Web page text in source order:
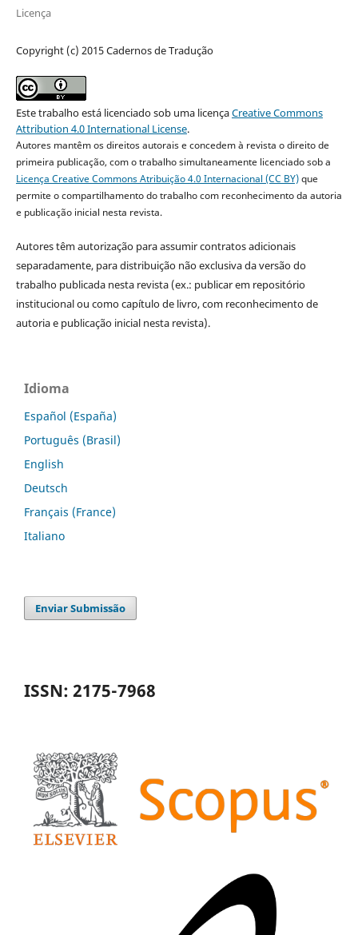
Licença
Copyright (c) 2015 Cadernos de Tradução
Este trabalho está licenciado sob uma licençaCreative Commons
Attribution 4.0 International License.
Autores mantêm os direitos autorais e concedem à revista o direito de
primeira publicação, com o trabalho simultaneamente licenciado sob a
Licença Creative Commons Atribuição 4.0 Internacional (CC BY)que
permite o compartilhamento do trabalho com reconhecimento da autoria
e publicação inicial nesta revista.
Autores têm autorização para assumir contratos adicionais
separadamente, para distribuição não exclusiva da versão do
trabalho publicada nesta revista (ex.: publicar em repositório
institucional ou como capítulo de livro, com reconhecimento de
autoria e publicação inicial nesta revista).
Idioma
Español (España)
Português (Brasil)
English
Deutsch
Français (France)
Italiano
Enviar Submissão
ISSN: 2175-7968